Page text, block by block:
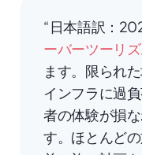
“日本語訳：
ーバーツーリ
ます。限られ
インフラに過
者の体験が損
す。ほとんど